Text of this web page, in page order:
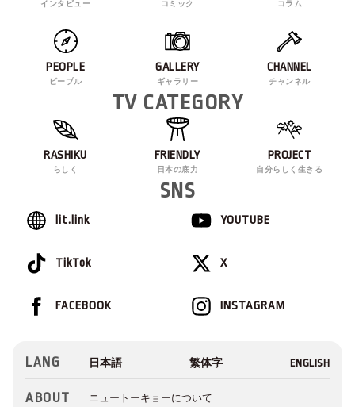
インタビュー コミック コラム
PEOPLE
ピープル
GALLERY
ギャラリー
CHANNEL
チャンネル
TV CATEGORY
RASHIKU
らしく
FRIENDLY
日本の底力
PROJECT
自分らしく生きる
SNS
lit.link YOUTUBE
TikTok X
INSTAGRAM
FACEBOOK
LANG
ABOUT ニュートーキョーについて